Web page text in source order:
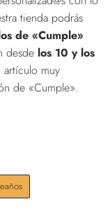
tienda podrás
de «Cumple»
desde los 10 y los
artículo muy
de «Cumple».